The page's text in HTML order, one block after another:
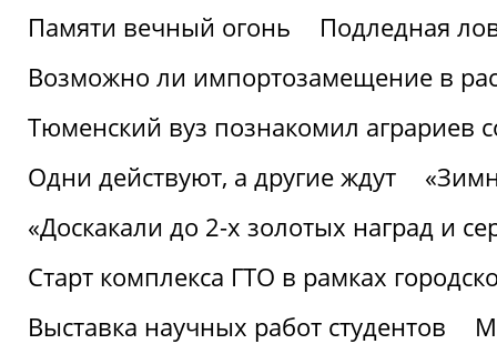
Памяти вечный огонь
Подледная
Возможно ли импортозамещение в
Тюменский вуз познакомил аграриев
Одни действуют, а другие ждут
«Доскакали до 2-х золотых наград и
Старт комплекса ГТО в рамках
Выставка научных работ студентов